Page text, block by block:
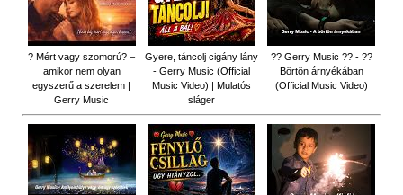
? Mért vagy szomorú? –
amikor nem olyan
egyszerű a szerelem |
Gerry Music
Gyere, táncolj cigány lány
- Gerry Music (Official
Music Video) | Mulatós
sláger
?? Gerry Music ?? - ??
Börtön árnyékában
(Official Music Video)